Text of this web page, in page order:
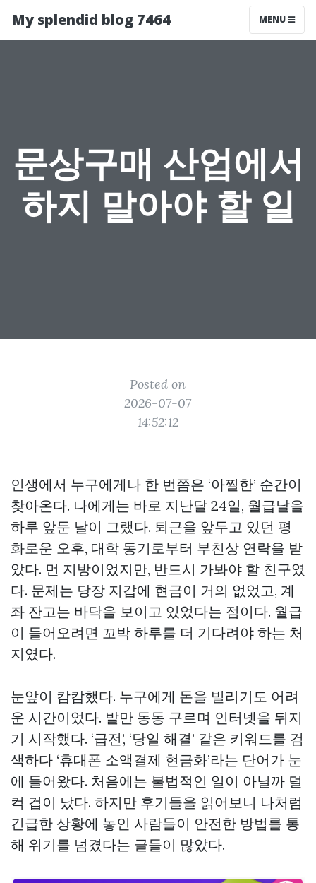
My splendid blog 7464 MENU
문상구매 산업에서
하지 말아야 할 일
Posted on
2026-07-07
14:52:12
인생에서 누구에게나 한 번쯤은 ‘아찔한’ 순간이
찾아온다. 나에게는 바로 지난달 24일, 월급날을
하루 앞둔 날이 그랬다. 퇴근을 앞두고 있던 평
화로운 오후, 대학 동기로부터 부친상 연락을 받
았다. 먼 지방이었지만, 반드시 가봐야 할 친구였
다. 문제는 당장 지갑에 현금이 거의 없었고, 계
좌 잔고는 바닥을 보이고 있었다는 점이다. 월급
이 들어오려면 꼬박 하루를 더 기다려야 하는 처
지였다.
눈앞이 캄캄했다. 누구에게 돈을 빌리기도 어려
운 시간이었다. 발만 동동 구르며 인터넷을 뒤지
기 시작했다. ‘급전’, ‘당일 해결’ 같은 키워드를 검
색하다 ‘휴대폰 소액결제 현금화’라는 단어가 눈
에 들어왔다. 처음에는 불법적인 일이 아닐까 덜
컥 겁이 났다. 하지만 후기들을 읽어보니 나처럼
긴급한 상황에 놓인 사람들이 안전한 방법를 통
해 위기를 넘겼다는 글들이 많았다.